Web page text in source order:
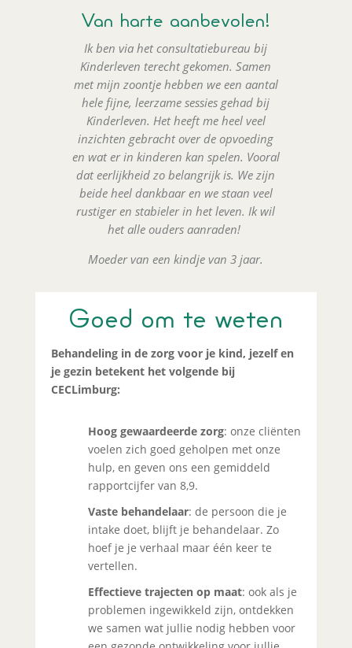
Van harte aanbevolen!
Ik ben via het consultatiebureau bij
Kinderleven terecht gekomen. Samen
met mijn zoontje hebben we een aantal
hele fijne, leerzame sessies gehad bij
Kinderleven. Het heeft me heel veel
inzichten gebracht over de opvoeding
en wat er in kinderen kan spelen. Vooral
dat eerlijkheid zo belangrijk is. We zijn
beide heel dankbaar en we staan veel
rustiger en stabieler in het leven. Ik wil
het alle ouders aanraden!
Moeder van een kindje van 3 jaar.
Goed om te weten
Behandeling in de zorg voor je kind, jezelf en
je gezin betekent het volgende bij
CECLimburg:
Hoog gewaardeerde zorg: onze cliënten
voelen zich goed geholpen met onze
hulp, en geven ons een gemiddeld
rapportcijfer van 8,9.
Vaste behandelaar: de persoon die je
intake doet, blijft je behandelaar. Zo
hoef je je verhaal maar één keer te
vertellen.
Effectieve trajecten op maat: ook als je
problemen ingewikkeld zijn, ontdekken
we samen wat jullie nodig hebben voor